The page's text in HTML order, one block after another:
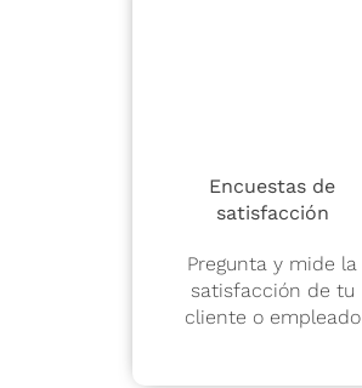
Encuestas de
satisfacción
Pregunta y mide la
satisfacción de tu
cliente o empleado